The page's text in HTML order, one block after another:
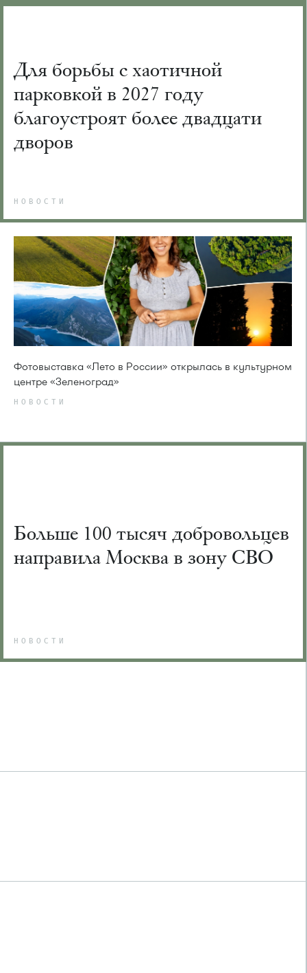
Для борьбы с хаотичной
парковкой в 2027 году
благоустроят более двадцати
дворов
НОВОСТИ
Фотовыставка «Лето в России» открылась в культурном
центре «Зеленоград»
НОВОСТИ
Больше 100 тысяч добровольцев
направила Москва в зону СВО
НОВОСТИ